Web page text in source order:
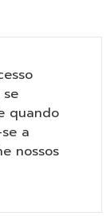
se
quando
a
nossos